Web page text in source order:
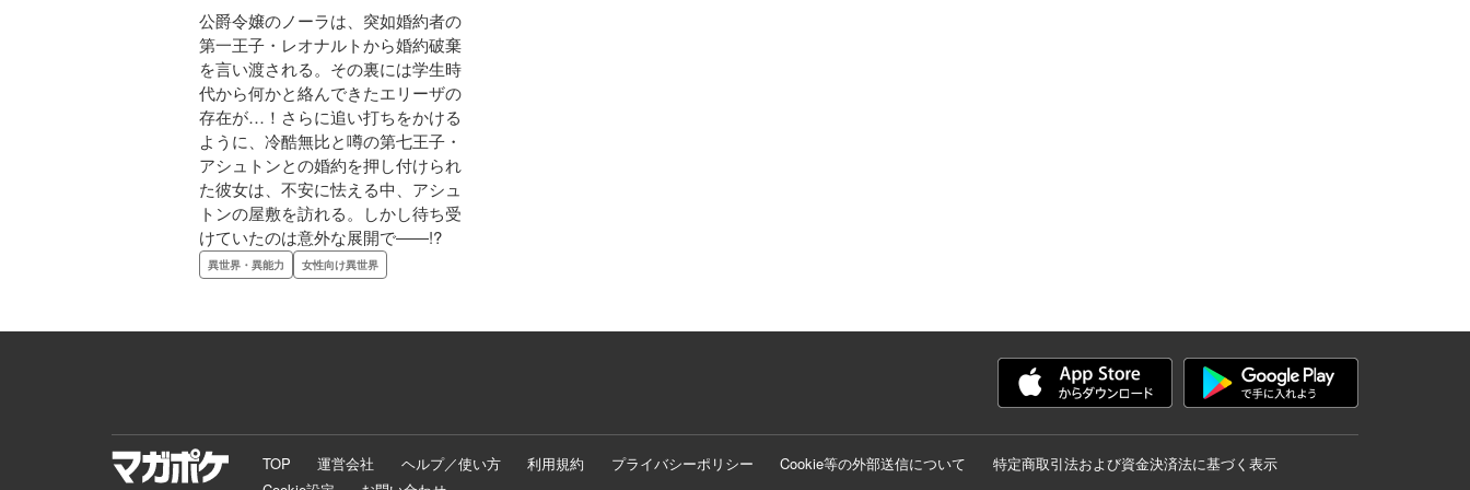
公爵令嬢のノーラは、突如婚約者の
第一王子・レオナルトから婚約破棄
を言い渡される。その裏には学生時
代から何かと絡んできたエリーザの
存在が…！さらに追い打ちをかける
ように、冷酷無比と噂の第七王子・
アシュトンとの婚約を押し付けられ
た彼女は、不安に怯える中、アシュ
トンの屋敷を訪れる。しかし待ち受
けていたのは意外な展開で――!?
異世界・異能力 女性向け異世界
TOP 運営会社 ヘルプ／使い方 利用規約 プライバシーポリシー Cookie等の外部送信について
特定商取引法および資金決済法に基づく表示